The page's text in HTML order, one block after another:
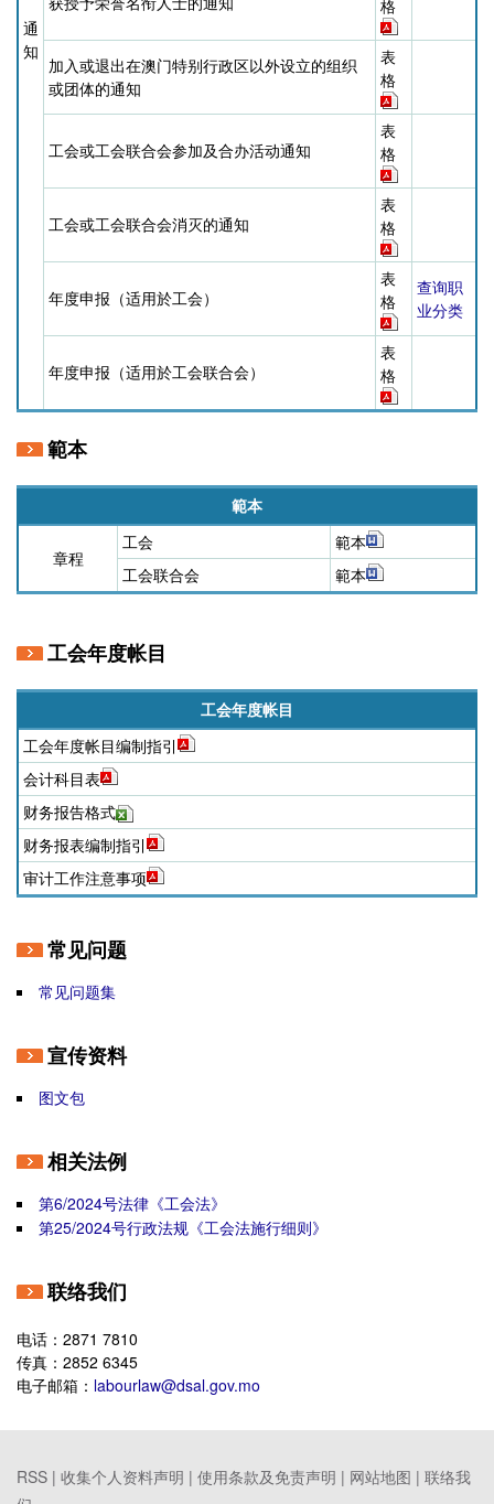
通
知
格
加入或退出在澳门特别行政区以外设立的组织
或团体的通知
表
格
工会或工会联合会参加及合办活动通知
表
格
工会或工会联合会消灭的通知
表
格
年度申报（适用於工会）
表
格
查询职
业分类
年度申报（适用於工会联合会）
表
格
範本
範本
章程
工会
範本
工会联合会
範本
工会年度帐目
工会年度帐目
工会年度帐目编制指引
会计科目表
财务报告格式
财务报表编制指引
审计工作注意事项
常见问题
常见问题集
宣传资料
图文包
相关法例
第6/2024号法律《工会法》
第25/2024号行政法规《工会法施行细则》
联络我们
电话：2871 7810
传真：2852 6345
电子邮箱： labourlaw@dsal.gov.mo
RSS | 收集个人资料声明 | 使用条款及免责声明 | 网站地图 | 联络我